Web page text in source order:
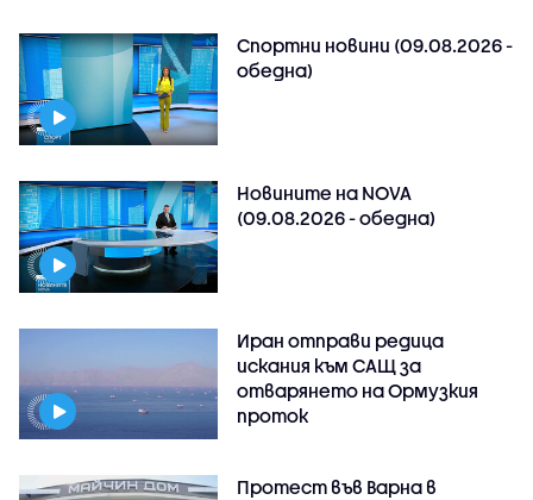
Спортни новини (09.08.2026 -
обедна)
Новините на NOVA
(09.08.2026 - обедна)
Иран отправи редица
искания към САЩ за
отварянето на Ормузкия
проток
Протест във Варна в